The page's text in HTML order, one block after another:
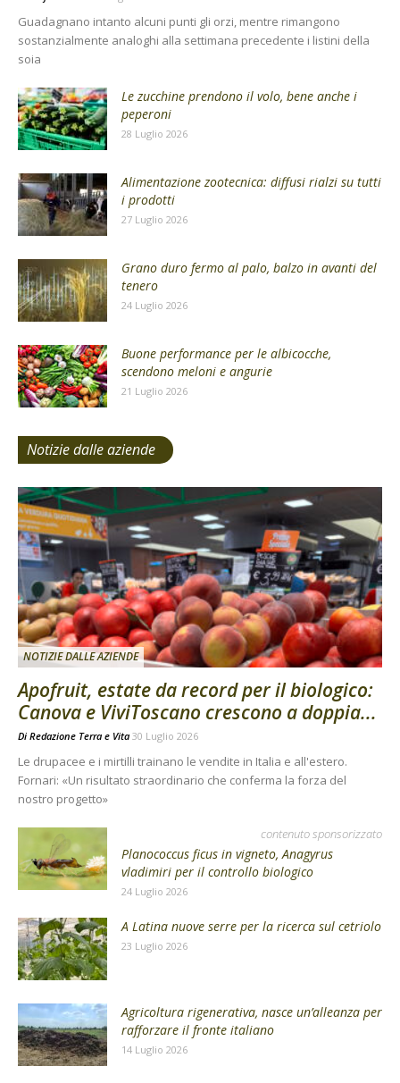
Guadagnano intanto alcuni punti gli orzi, mentre rimangono
sostanzialmente analoghi alla settimana precedente i listini della
soia
Le zucchine prendono il volo, bene anche i
peperoni
28 Luglio 2026
Alimentazione zootecnica: diffusi rialzi su tutti
i prodotti
27 Luglio 2026
Grano duro fermo al palo, balzo in avanti del
tenero
24 Luglio 2026
Buone performance per le albicocche,
scendono meloni e angurie
21 Luglio 2026
Notizie dalle aziende
NOTIZIE DALLE AZIENDE
Apofruit, estate da record per il biologico:
Canova e ViviToscano crescono a doppia...
Di Redazione Terra e Vita 30 Luglio 2026
Le drupacee e i mirtilli trainano le vendite in Italia e all'estero.
Fornari: «Un risultato straordinario che conferma la forza del
nostro progetto»
contenuto sponsorizzato
Planococcus ficus in vigneto, Anagyrus
vladimiri per il controllo biologico
24 Luglio 2026
A Latina nuove serre per la ricerca sul cetriolo
23 Luglio 2026
Agricoltura rigenerativa, nasce un’alleanza per
rafforzare il fronte italiano
14 Luglio 2026